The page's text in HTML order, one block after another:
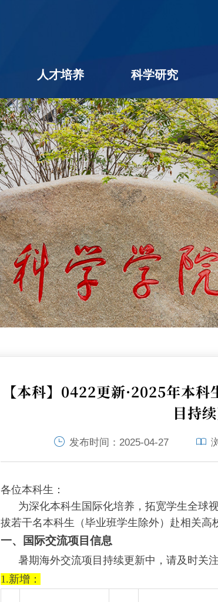
人才培养
本科生教育
研究生教育
学生工作
教学相长
创新创业
科学研究
科研进展
科研团队
平台机构
科研成果
社会服务
学术期刊
企业出题
成果转化
公用平台
学术交流
【本科】0422更新·2025年本
目持
发布时间： 2025-04-27
各位本科生：
为深化本科生国际化培养，拓宽学生全球
拔若干名本科生（毕业班学生除外）赴相关高
一、国际交流项目信息
暑期海外交流项目持续更新中，请及时关
1.新增：